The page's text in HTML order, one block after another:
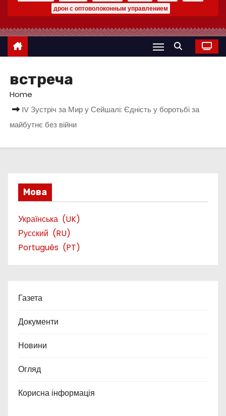
дрон с оптоволоконным управлением
встреча
Home
IV Зустріч за Мир у Сейшалі: Єдність у боротьбі за
майбутнє без війни
Мова
Українська
UK
Русский
RU
Português
PT
Газета
Документи
Новини
Огляд
Корисна інформація